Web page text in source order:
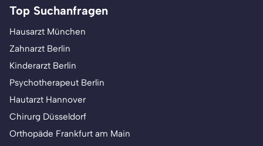
Top Suchanfragen
Hausarzt München
Zahnarzt Berlin
Kinderarzt Berlin
Psychotherapeut Berlin
Hautarzt Hannover
Chirurg Düsseldorf
Orthopäde Frankfurt am Main